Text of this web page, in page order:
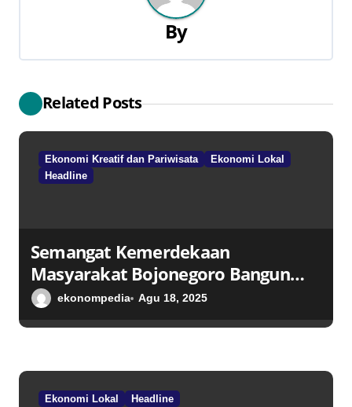
s
i
p
By
Related Posts
Ekonomi Kreatif dan Pariwisata
Ekonomi Lokal
Headline
Semangat Kemerdekaan
Masyarakat Bojonegoro Bangun
Desa Mandiri Ekonomi
ekonompedia Agu 18, 2025
Ekonomi Lokal Headline